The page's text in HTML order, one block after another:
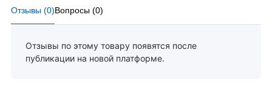
Отзывы (0)Вопросы (0)
Отзывы по этому товару появятся после
публикации на новой платформе.